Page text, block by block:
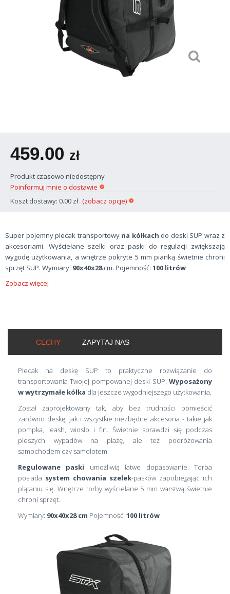
459.00 zł
Poinformuj mnie o dostawie
Produkt czasowo niedostępny
Koszt dostawy: 0.00 zł (zobacz opcje)
Super pojemny plecak transportowy na kółkach do deski SUP wraz z
akcesoriami. Wyściełane szelki oraz paski do regulacji zwiększają
wygodę użytkowania, a wnętrze pokryte 5 mm pianką świetnie chroni
sprzęt SUP. Wymiary: 90x40x28cm. Pojemność: 100 litrów
Zobacz więcej
CECHY ZAPYTAJ NAS
Plecak na deskę SUP to praktyczne rozwiązanie do
transportowania Twojej pompowanej deski SUP. Wyposażony
w wytrzymałe kółka dla jeszcze wygodniejszego użytkowania.
Został zaprojektowany tak, aby bez trudności pomieścić
zarówno deskę, jak i wszystkie niezbędne akcesoria - takie jak
pompka, leash, wiosło i fin. Świetnie sprawdzi się podczas
pieszych wypadów na plażę, ale też podróżowania
samochodem czy samolotem.
Regulowane paski umożliwią łatwe dopasowanie. Torba
posiada system chowania szelek-pasków zapobiegając ich
plątaniu się. Wnętrze torby wyściełane 5 mm warstwą świetnie
chroni sprzęt.
Wymiary: 90x40x28 cm Pojemność: 100 litrów